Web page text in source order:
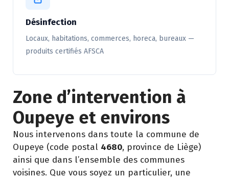
Désinfection
Locaux, habitations, commerces, horeca, bureaux —
produits certifiés AFSCA
Zone d’intervention à
Oupeye et environs
Nous intervenons dans toute la commune de
Oupeye (code postal 4680, province de Liège)
ainsi que dans l’ensemble des communes
voisines. Que vous soyez un particulier, une